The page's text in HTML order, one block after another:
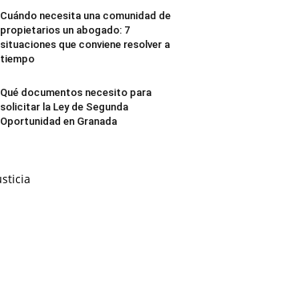
Cuándo necesita una comunidad de
propietarios un abogado: 7
situaciones que conviene resolver a
tiempo
Qué documentos necesito para
solicitar la Ley de Segunda
Oportunidad en Granada